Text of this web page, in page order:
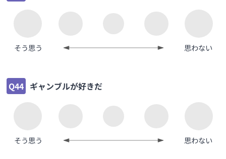
そう思う 思わない
Q44 ギャンブルが好きだ
そう思う 思わない